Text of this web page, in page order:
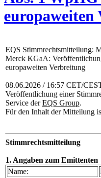
europaweiten
EQS Stimmrechtsmitteilung:
Merck KGaA:
europaweiten Verbreitung
08.06.2026 / 16:57 CET/
Veröffentlichung einer
Service derEQS Group.
Für den Inhalt der Mitteilung
Stimmrechtsmitteilung
1. Angaben zum Emittenten
Name: